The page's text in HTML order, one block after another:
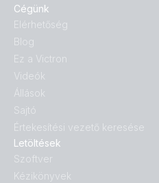
Letöltések
Szoftver
Kézikönyvek
Cégünk
Elérhetőség
Blog
Ez a Victron
Videók
Állások
Sajtó
Értekesítési vezető keresése